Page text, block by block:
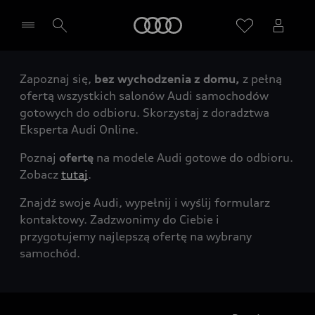
Wybierz Twojego Partnera Audi
Zapoznaj się, bez wychodzenia z domu, z pełną
ofertą wszystkich salonów Audi samochodów
gotowych do odbioru. Skorzystaj z doradztwa
Eksperta Audi Online.
Poznaj ofertę na modele Audi gotowe do odbioru.
Zobacz tutaj.
Znajdź swoje Audi, wypełnij i wyślij formularz
kontaktowy. Zadzwonimy do Ciebie i
przygotujemy najlepszą ofertę na wybrany
samochód.